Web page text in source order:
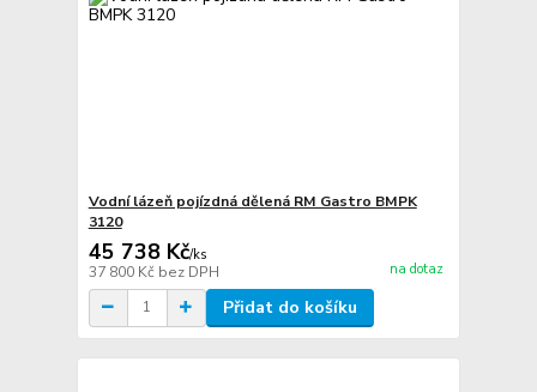
Vodní lázeň pojízdná dělená RM Gastro BMPK
3120
45 738 Kč/ks
37 800 Kč bez DPH na dotaz
Přidat do košíku